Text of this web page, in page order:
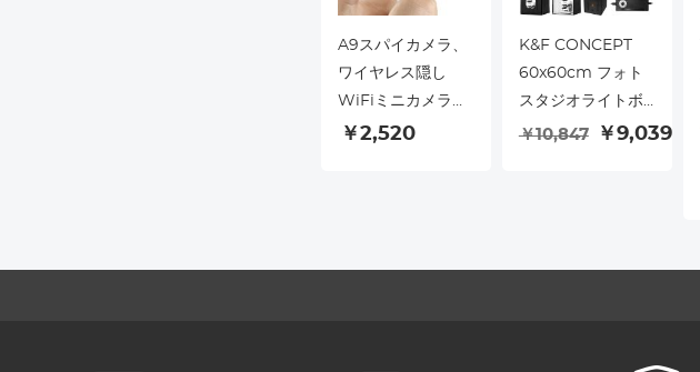
A9スパイカメラ、
ワイヤレス隠し
WiFiミニカメラ、
HD 1080Pポータ
の屋内および屋外
￥2,520
K&F CONCEPT
60x60cm フォト
スタジオライトボ
ックス、40W デュ
品写真/植物/靴用の
￥10,847 ￥9,039